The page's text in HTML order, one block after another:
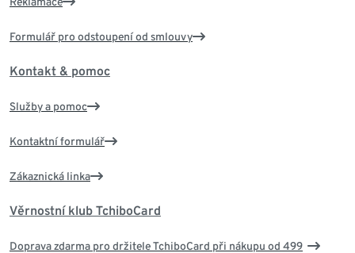
Formulář pro odstoupení od smlouvy
Kontakt & pomoc
Služby a pomoc
Kontaktní formulář
Zákaznická linka
Věrnostní klub TchiboCard
Doprava zdarma pro držitele TchiboCard při nákupu od 499